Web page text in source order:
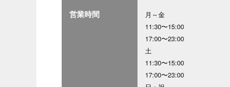
営業時間
月～金
11:30〜15:00
17:00〜23:00
土
11:30〜15:00
17:00〜23:00